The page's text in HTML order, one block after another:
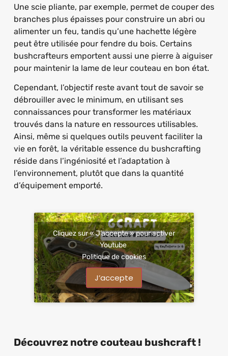
Une scie pliante, par exemple, permet de couper des
branches plus épaisses pour construire un abri ou
alimenter un feu, tandis qu’une hachette légère
peut être utilisée pour fendre du bois. Certains
bushcrafteurs emportent aussi une pierre à aiguiser
pour maintenir la lame de leur couteau en bon état.
Cependant, l’objectif reste avant tout de savoir se
débrouiller avec le minimum, en utilisant ses
connaissances pour transformer les matériaux
trouvés dans la nature en ressources utilisables.
Ainsi, même si quelques outils peuvent faciliter la
vie en forêt, la véritable essence du bushcrafting
réside dans l’ingéniosité et l’adaptation à
l’environnement, plutôt que dans la quantité
d’équipement emporté.
Cliquez sur « J’accepte » pour activer
Youtube
Politique de cookies
J’accepte
Découvrez notre couteau bushcraft !